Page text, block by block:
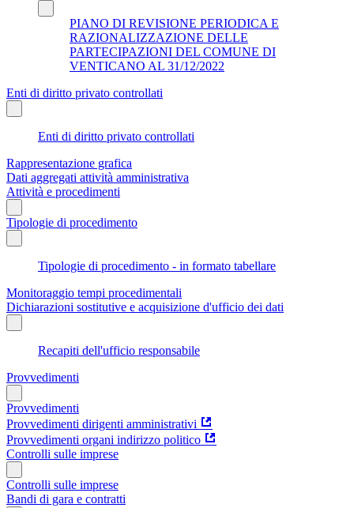
PIANO DI REVISIONE PERIODICA E
RAZIONALIZZAZIONE DELLE
PARTECIPAZIONI DEL COMUNE DI
VENTICANO AL 31/12/2022
Enti di diritto privato controllati
Enti di diritto privato controllati
Rappresentazione grafica
Dati aggregati attività amministrativa
Attività e procedimenti
Tipologie di procedimento
Tipologie di procedimento - in formato tabellare
Monitoraggio tempi procedimentali
Dichiarazioni sostitutive e acquisizione d'ufficio dei dati
Recapiti dell'ufficio responsabile
Provvedimenti
Provvedimenti
Provvedimenti dirigenti amministrativi
Provvedimenti organi indirizzo politico
Controlli sulle imprese
Controlli sulle imprese
Bandi di gara e contratti